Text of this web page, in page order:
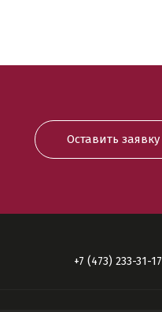
Оставить заявку
+7 (473) 233-31-17